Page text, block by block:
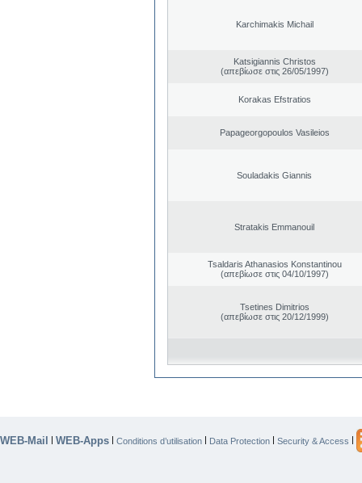
Karchimakis Michail
Katsigiannis Christos
(απεβίωσε στις 26/05/1997)
Korakas Efstratios
Papageorgopoulos Vasileios
Souladakis Giannis
Stratakis Emmanouil
Tsaldaris Athanasios Konstantinou
(απεβίωσε στις 04/10/1997)
Tsetines Dimitrios
(απεβίωσε στις 20/12/1999)
WEB-Mail | WEB-Apps | Conditions d’utilisation | Data Protection | Security & Access |